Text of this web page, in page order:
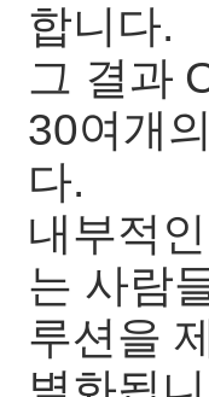
합
그 결과
30여개
내부적
는 사람
루션을